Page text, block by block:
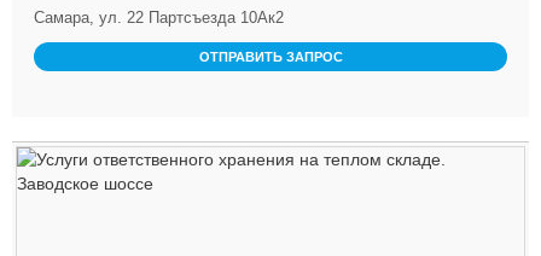
Самара, ул. 22 Партсъезда 10Ак2
ОТПРАВИТЬ ЗАПРОС